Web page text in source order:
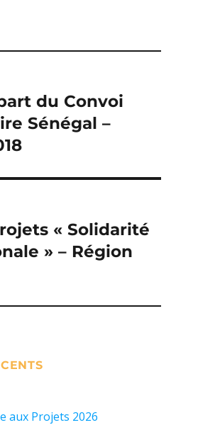
du Convoi
Sénégal –
« Solidarité
» – Région
aux Projets 2026